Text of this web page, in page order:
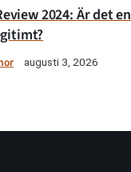
2024: Är det en
augusti 3, 2026